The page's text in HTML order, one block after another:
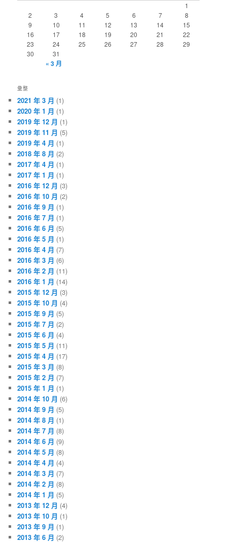
1
2
3 4 5 6 7
8
9
10 11 12 13 14
15
16
17 18 19 20 21
22
23
24 25 26 27 28
29
30
31
« 3 月
彙整
2021 年 3 月 (1)
2020 年 1 月 (1)
2019 年 12 月 (1)
2019 年 11 月 (5)
2019 年 4 月 (1)
2018 年 8 月 (2)
2017 年 4 月 (1)
2017 年 1 月 (1)
2016 年 12 月 (3)
2016 年 10 月 (2)
2016 年 9 月 (1)
2016 年 7 月 (1)
2016 年 6 月 (5)
2016 年 5 月 (1)
2016 年 4 月 (7)
2016 年 3 月 (6)
2016 年 2 月 (11)
2016 年 1 月 (14)
2015 年 12 月 (3)
2015 年 10 月 (4)
2015 年 9 月 (5)
2015 年 7 月 (2)
2015 年 6 月 (4)
2015 年 5 月 (11)
2015 年 4 月 (17)
2015 年 3 月 (8)
2015 年 2 月 (7)
2015 年 1 月 (1)
2014 年 10 月 (6)
2014 年 9 月 (5)
2014 年 8 月 (1)
2014 年 7 月 (8)
2014 年 6 月 (9)
2014 年 5 月 (8)
2014 年 4 月 (4)
2014 年 3 月 (7)
2014 年 2 月 (8)
2014 年 1 月 (5)
2013 年 12 月 (4)
2013 年 10 月 (1)
2013 年 9 月 (1)
2013 年 6 月 (2)